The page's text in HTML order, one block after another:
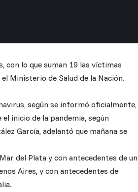
con lo que suman 19 las víctimas
Ministerio de Salud de la Nación.
según se informó oficialmente,
inicio de la pandemia, según
García, adelantó que mañana se
del Plata y con antecedentes de un
Aires, y con antecedentes de